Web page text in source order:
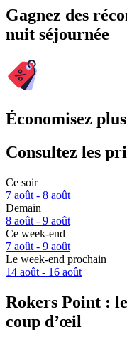
Gagnez des
nuit séjournée
Économisez
Consultez les
Ce soir
7 août - 8 août
Demain
8 août - 9 août
Ce week-end
7 août - 9 août
Le week-end prochain
14 août - 16 août
Rokers Point :
coup d’œil